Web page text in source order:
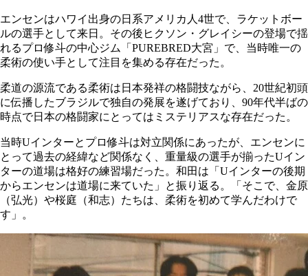
エンセンはハワイ出身の日系アメリカ人4世で、ラケットボー
ルの選手として来日。その後ヒクソン・グレイシーの登場で揺
れるプロ修斗の中心ジム「PUREBRED大宮」で、当時唯一の
柔術の使い手として注目を集める存在だった。
柔道の源流である柔術は日本発祥の格闘技ながら、20世紀初頭
に伝播したブラジルで独自の発展を遂げており、90年代半ばの
時点で日本の格闘家にとってはミステリアスな存在だった。
当時Uインターとプロ修斗は対立関係にあったが、エンセンに
とって過去の経緯など関係なく、重量級の選手が揃ったUイン
ターの道場は格好の練習場だった。和田は「Uインターの後期
からエンセンは道場に来ていた」と振り返る。「そこで、金原
（弘光）や桜庭（和志）たちは、柔術を初めて学んだわけで
す」。